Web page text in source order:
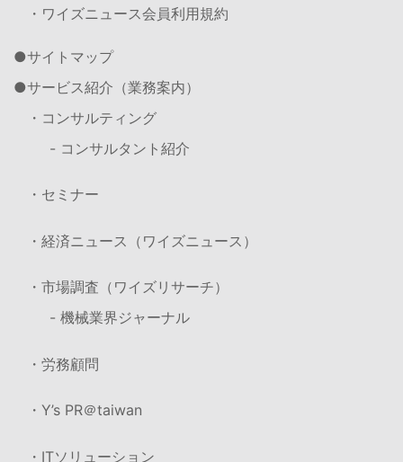
・ワイズニュース会員利用規約
サイトマップ
サービス紹介（業務案内）
・コンサルティング
- コンサルタント紹介
・セミナー
・経済ニュース（ワイズニュース）
・市場調査（ワイズリサーチ）
- 機械業界ジャーナル
・労務顧問
・Y’s PR＠taiwan
・ITソリューション